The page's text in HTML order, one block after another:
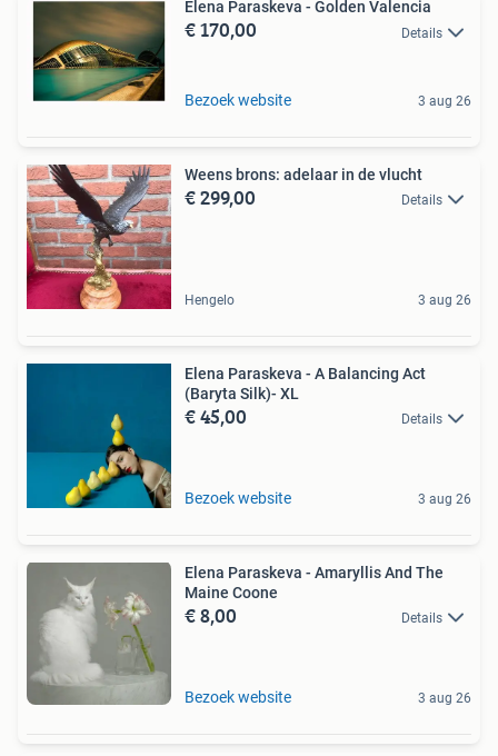
Elena Paraskeva - Golden Valencia
€ 170,00 Details
Bezoek website 3 aug 26
Weens brons: adelaar in de vlucht
€ 299,00 Details
Hengelo 3 aug 26
Elena Paraskeva - A Balancing Act
(Baryta Silk)- XL
€ 45,00 Details
Bezoek website 3 aug 26
Elena Paraskeva - Amaryllis And The
Maine Coone
€ 8,00 Details
Bezoek website 3 aug 26